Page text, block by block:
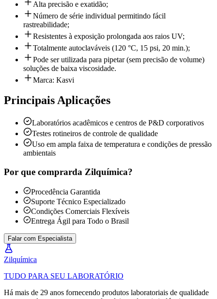
Alta precisão e exatidão;
Número de série individual permitindo fácil
rastreabilidade;
Resistentes à exposição prolongada aos raios UV;
Totalmente autoclaváveis (120 °C, 15 psi, 20 min.);
Pode ser utilizada para pipetar (sem precisão de volume)
soluções de baixa viscosidade.
Marca: Kasvi
Principais Aplicações
Laboratórios acadêmicos e centros de P&D corporativos
Testes rotineiros de controle de qualidade
Uso em ampla faixa de temperatura e condições de pressão
ambientais
Por que comprarda Zilquímica?
Procedência Garantida
Suporte Técnico Especializado
Condições Comerciais Flexíveis
Entrega Ágil para Todo o Brasil
Falar com Especialista
Zilquímica
TUDO PARA SEU LABORATÓRIO
Há mais de 29 anos fornecendo produtos laboratoriais de qualidade